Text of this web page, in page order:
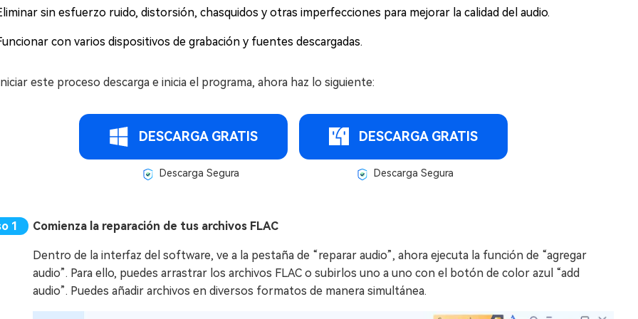
sin esfuerzo ruido, distorsión, chasquidos y otras imperfecciones para mejorar la calidad del audio.
con varios dispositivos de grabación y fuentes descargadas.
este proceso descarga e inicia el programa, ahora haz lo siguiente:
DESCARGA GRATIS
Descarga Segura
DESCARGA GRATIS
Descarga Segura
Comienza la reparación de tus archivos FLAC
Dentro de la interfaz del software, ve a la pestaña de “reparar audio”, ahora ejecuta la función de “agregar
audio”. Para ello, puedes arrastrar los archivos FLAC o subirlos uno a uno con el botón de color azul “add
audio”. Puedes añadir archivos en diversos formatos de manera simultánea.